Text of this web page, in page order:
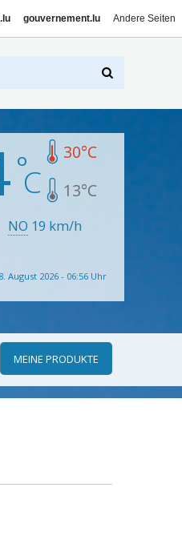
gouvernement.lu Andere Seiten
30°C
13°C
NO 19 km/h
August 2026 - 06:56 Uhr
MEINE PRODUKTE